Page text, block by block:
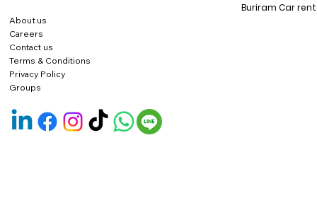
About us
Careers
Contact us
Terms & Conditions
Privacy Policy
Buriram Car
Groups